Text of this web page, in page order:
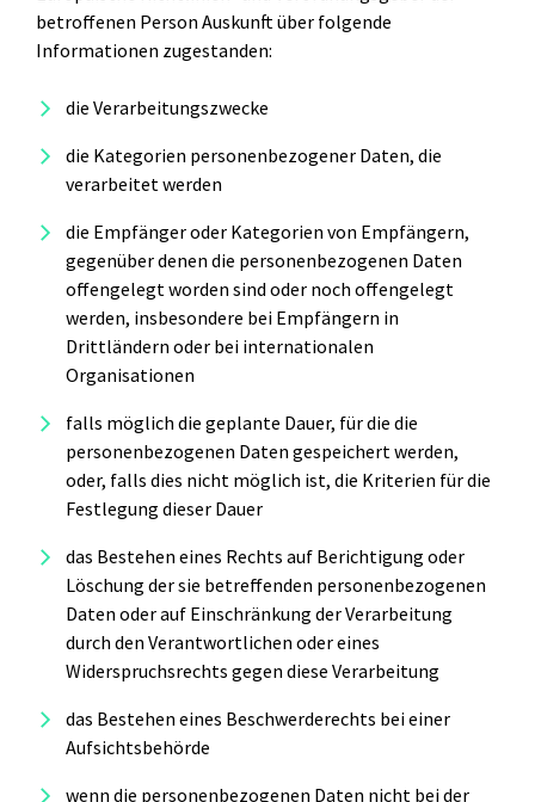
betroffenen Person Auskunft über folgende
Informationen zugestanden:
die Verarbeitungszwecke
die Kategorien personenbezogener Daten, die
verarbeitet werden
die Empfänger oder Kategorien von Empfängern,
gegenüber denen die personenbezogenen Daten
offengelegt worden sind oder noch offengelegt
werden, insbesondere bei Empfängern in
Drittländern oder bei internationalen
Organisationen
falls möglich die geplante Dauer, für die die
personenbezogenen Daten gespeichert werden,
oder, falls dies nicht möglich ist, die Kriterien für die
Festlegung dieser Dauer
das Bestehen eines Rechts auf Berichtigung oder
Löschung der sie betreffenden personenbezogenen
Daten oder auf Einschränkung der Verarbeitung
durch den Verantwortlichen oder eines
Widerspruchsrechts gegen diese Verarbeitung
das Bestehen eines Beschwerderechts bei einer
Aufsichtsbehörde
wenn die personenbezogenen Daten nicht bei der